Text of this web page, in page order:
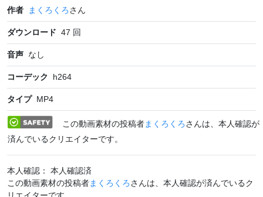
作者 まくろくろさん
ダウンロード 47 回
音声 なし
コーデック h264
タイプ MP4
この動画素材の投稿者まくろくろさんは、本人確認が
済んでいるクリエイターです。
本人確認： 本人確認済
この動画素材の投稿者まくろくろさんは、本人確認が済んでいるク
リエイターです。